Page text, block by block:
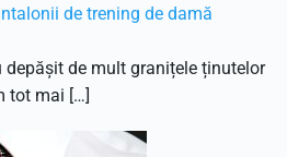
de trening de damă
de mult granițele ținutelor
tot mai […]